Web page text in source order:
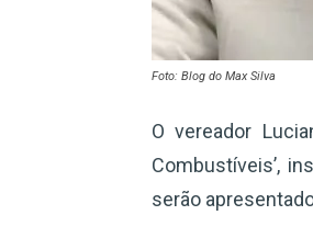
Foto: Blog do Max Silva
O vereador
Combustíveis’,
serão